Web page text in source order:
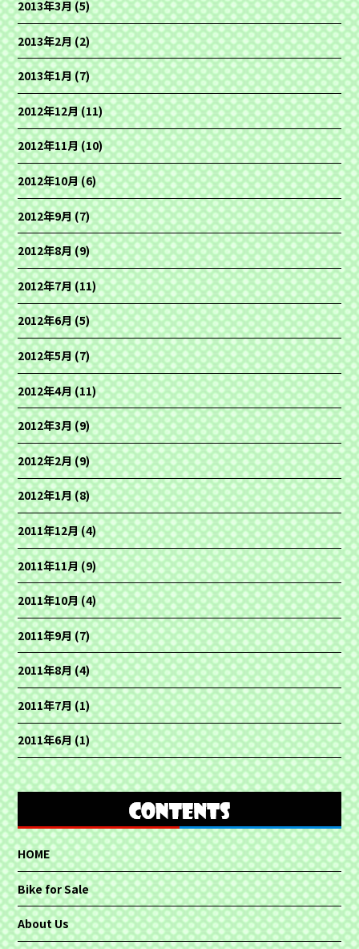
2013年3月(5)
2013年2月(2)
2013年1月(7)
2012年12月(11)
2012年11月(10)
2012年10月(6)
2012年9月(7)
2012年8月(9)
2012年7月(11)
2012年6月(5)
2012年5月(7)
2012年4月(11)
2012年3月(9)
2012年2月(9)
2012年1月(8)
2011年12月(4)
2011年11月(9)
2011年10月(4)
2011年9月(7)
2011年8月(4)
2011年7月(1)
2011年6月(1)
HOME
Bike for Sale
About Us